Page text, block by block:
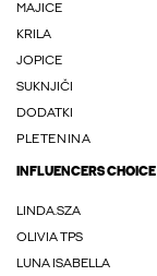
MAJICE
KRILA
JOPICE
SUKNJIČI
DODATKI
PLETENINA
INFLUENCERS CHOICE
LINDA.SZA
OLIVIA TPS
LUNA ISABELLA